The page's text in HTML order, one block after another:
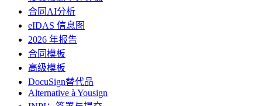
合同AI分析
eIDAS 信息图
2026 年报告
合同模板
高级模板
DocuSign替代品
Alternative à Yousign